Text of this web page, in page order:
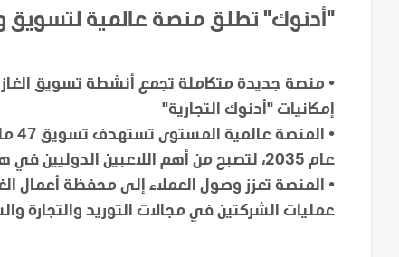
"أدنوك" تطلق منصة عالمية لتسويق
•
إمكانيات "أدنوك التجارية"
•
عام 2035، لتصبح من أهم اللاعبين الدوليين في هذا المجال
•
عمليات الشركتين في مجالات التوريد والتجارة